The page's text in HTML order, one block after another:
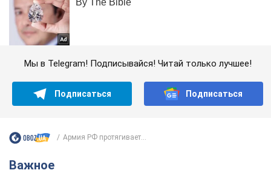
Мы в Telegram! Подписывайся! Читай только лучшее!
Подписаться Подписаться
Армия РФ протягивает...
Важное